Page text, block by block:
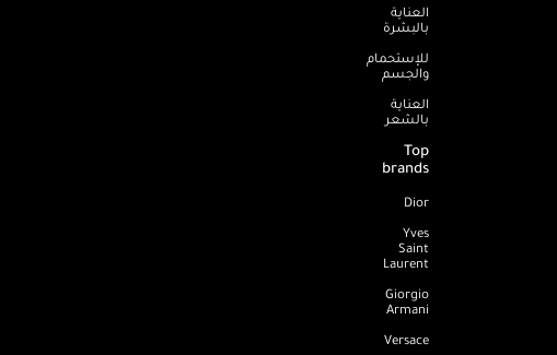
العناية
بالبشرة
للإستحمام
والجسم
العناية
بالشعر
Top
brands
Dior
Yves
Saint
Laurent
Giorgio
Armani
Versace